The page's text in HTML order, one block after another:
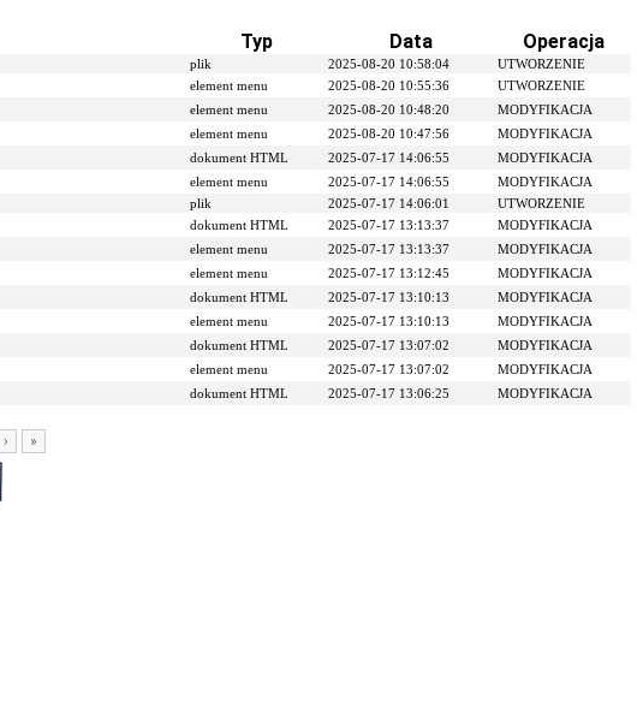
Typ Data Operacja
plik 2025-08-20 10:58:04 UTWORZENIE
element menu 2025-08-20 10:55:36 UTWORZENIE
element menu 2025-08-20 10:48:20 MODYFIKACJA
element menu 2025-08-20 10:47:56 MODYFIKACJA
dokument HTML 2025-07-17 14:06:55 MODYFIKACJA
element menu 2025-07-17 14:06:55
MODYFIKACJA
plik 2025-07-17 14:06:01 UTWORZENIE
dokument HTML 2025-07-17 13:13:37 MODYFIKACJA
element menu 2025-07-17 13:13:37 MODYFIKACJA
element menu 2025-07-17 13:12:45 MODYFIKACJA
dokument HTML 2025-07-17 13:10:13 MODYFIKACJA
element menu 2025-07-17 13:10:13 MODYFIKACJA
dokument HTML 2025-07-17 13:07:02 MODYFIKACJA
element menu 2025-07-17 13:07:02 MODYFIKACJA
dokument HTML 2025-07-17 13:06:25 MODYFIKACJA
› »